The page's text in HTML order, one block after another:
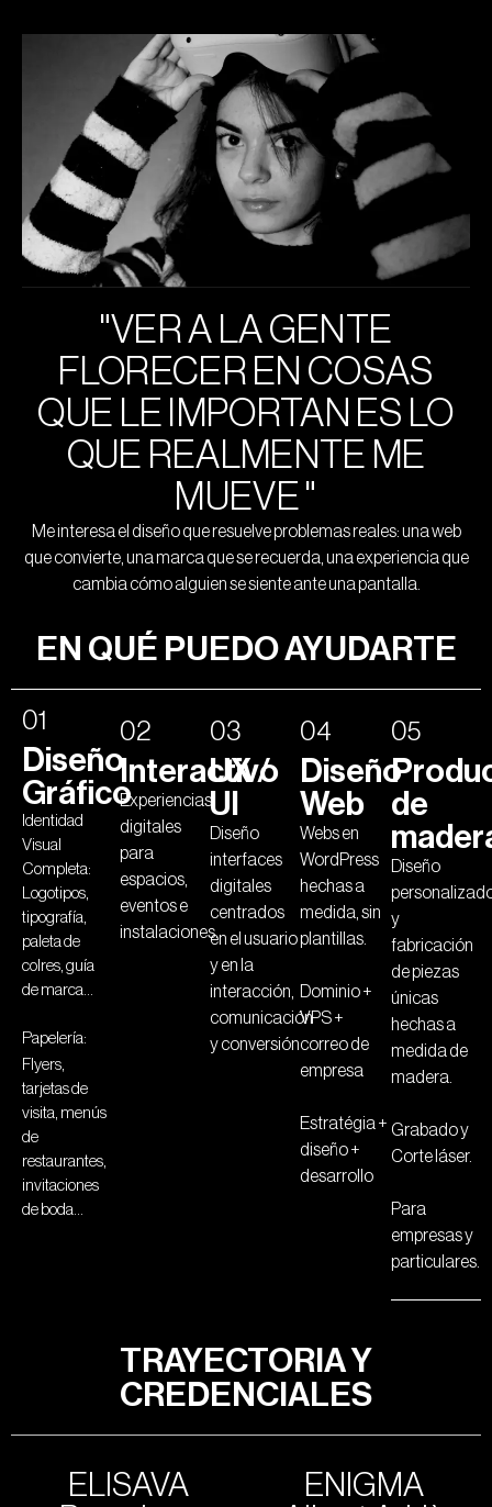
"VER A LA GENTE
FLORECER EN COSAS
QUE LE IMPORTAN ES LO
QUE REALMENTE ME
MUEVE "
Me interesa el diseño que resuelve problemas reales: una web
que convierte, una marca que se recuerda, una experiencia que
cambia cómo alguien se siente ante una pantalla.
EN QUÉ PUEDO AYUDARTE
01
Diseño
Gráfico
Identidad
Visual
Completa:
Logotipos,
tipografía,
paleta de
colres, guía
de marca…
Papelería:
Flyers,
tarjetas de
visita, menús
de
restaurantes,
invitaciones
de boda…
02
Interactivo
Experiencias
digitales
para
espacios,
eventos e
instalaciones.
03
UX /
UI
Diseño
interfaces
digitales
centrados
en el usuario
y en la
interacción,
comunicación
y conversión
04
Diseño
Web
Webs en
WordPress
hechas a
medida, sin
plantillas.
Dominio +
VPS +
correo de
empresa
Estratégia +
diseño +
desarrollo
05
de
Diseño
y
fabricación
de piezas
únicas
hechas a
medida de
madera.
Grabado y
Corte láser.
Para
empresas y
particulares.
TRAYECTORIA Y
CREDENCIALES
ELISAVA
ENIGMA